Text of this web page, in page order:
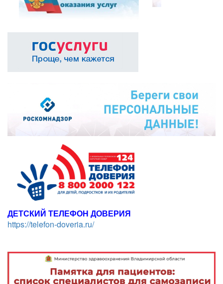
ДЕТСКИЙ ТЕЛЕФОН ДОВЕРИЯ
https://telefon-doveria.ru/